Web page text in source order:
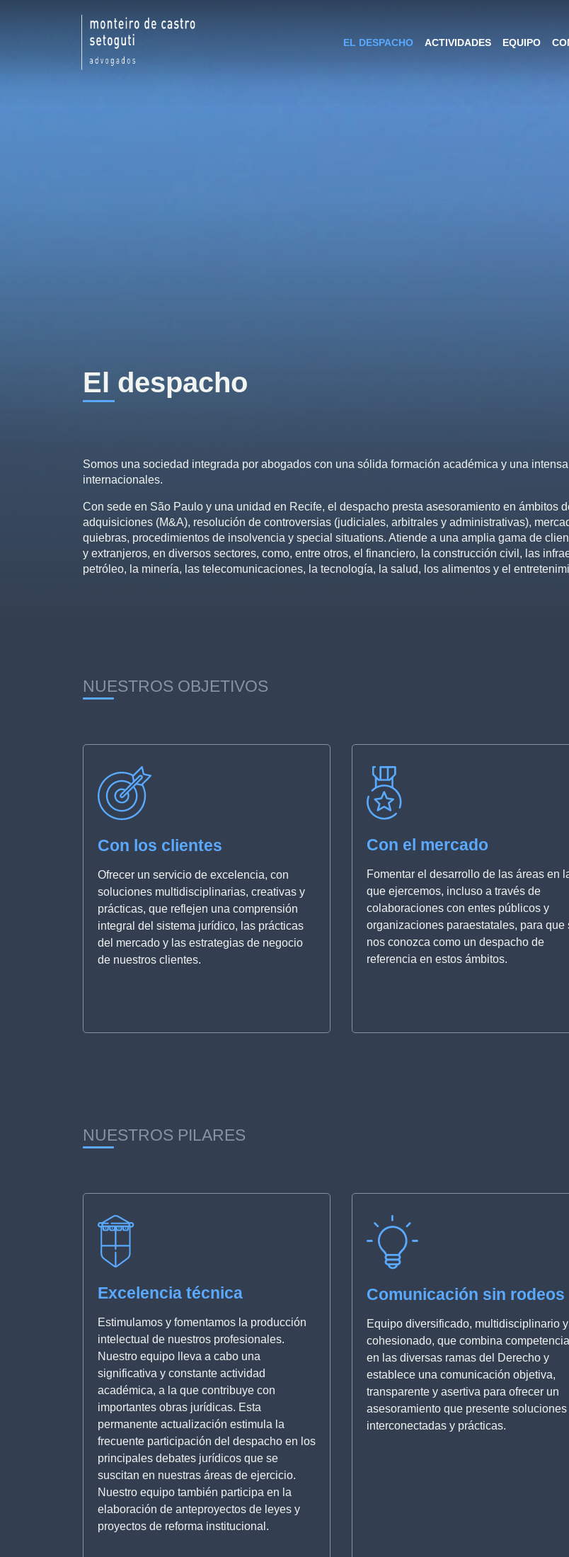
EL DESPACHO ACTIVIDADES EQUIPO
El despacho
Somos una sociedad integrada por abogados con una sólida formación académica y una
internacionales.
Con sede en São Paulo y una unidad en Recife, el despacho presta asesoramiento en ámbitos
adquisiciones (M&A), resolución de controversias (judiciales, arbitrales y administrativas),
quiebras, procedimientos de insolvencia y special situations. Atiende a una amplia gama de
y extranjeros, en diversos sectores, como, entre otros, el financiero, la construcción civil, las
petróleo, la minería, las telecomunicaciones, la tecnología, la salud, los alimentos y el
NUESTROS OBJETIVOS
Con los clientes
Ofrecer un servicio de excelencia, con
soluciones multidisciplinarias, creativas y
prácticas, que reflejen una comprensión
integral del sistema jurídico, las prácticas
del mercado y las estrategias de negocio
de nuestros clientes.
Con el mercado
Fomentar el desarrollo de las áreas en
que ejercemos, incluso a través de
colaboraciones con entes públicos y
organizaciones paraestatales, para que
nos conozca como un despacho de
referencia en estos ámbitos.
NUESTROS PILARES
Excelencia técnica
Estimulamos y fomentamos la producción
intelectual de nuestros profesionales.
Nuestro equipo lleva a cabo una
significativa y constante actividad
académica, a la que contribuye con
importantes obras jurídicas. Esta
permanente actualización estimula la
frecuente participación del despacho en los
principales debates jurídicos que se
suscitan en nuestras áreas de ejercicio.
Nuestro equipo también participa en la
elaboración de anteproyectos de leyes y
proyectos de reforma institucional.
Comunicación sin rodeos
Equipo diversificado, multidisciplinario y
cohesionado, que combina
en las diversas ramas del Derecho y
establece una comunicación objetiva,
transparente y asertiva para ofrecer un
asesoramiento que presente soluciones
interconectadas y prácticas.